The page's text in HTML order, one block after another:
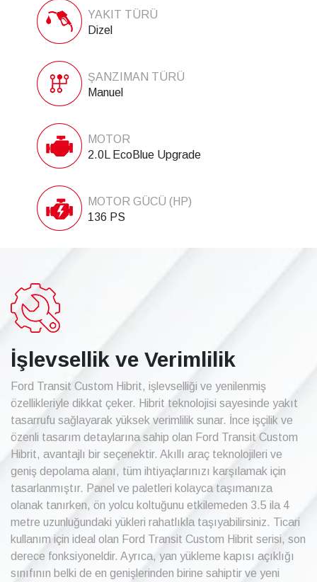
YAKIT TÜRÜ
Dizel
ŞANZIMAN TÜRÜ
Manuel
MOTOR
2.0L EcoBlue Upgrade
MOTOR GÜCÜ (HP)
136 PS
İşlevsellik ve Verimlilik
Ford Transit Custom Hibrit, işlevselliği ve yenilenmiş
özellikleriyle dikkat çeker. Hibrit teknolojisi sayesinde yakıt
tasarrufu sağlayarak yüksek verimlilik sunar. İnce işçilik ve
özenli tasarım detaylarına sahip olan Ford Transit Custom
Hibrit, avantajlı bir seçenektir. Akıllı araç teknolojileri ve
geniş depolama alanı, tüm ihtiyaçlarınızı karşılamak için
tasarlanmıştır. Panel ve paletleri kolayca taşımanıza
olanak tanırken, ön yolcu koltuğunu etkilemeden 3.5 ila 4
metre uzunluğundaki yükleri rahatlıkla taşıyabilirsiniz. Ticari
kullanım için ideal olan Ford Transit Custom Hibrit serisi, son
derece fonksiyoneldir. Ayrıca, yan yükleme kapısı açıklığı
sınıfının belki de en genişlerinden birine sahiptir ve yeni